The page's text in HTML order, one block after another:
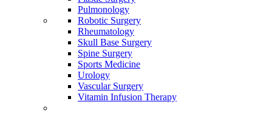
Pulmonology
Robotic Surgery
Rheumatology
Skull Base Surgery
Spine Surgery
Sports Medicine
Urology
Vascular Surgery
Vitamin Infusion Therapy